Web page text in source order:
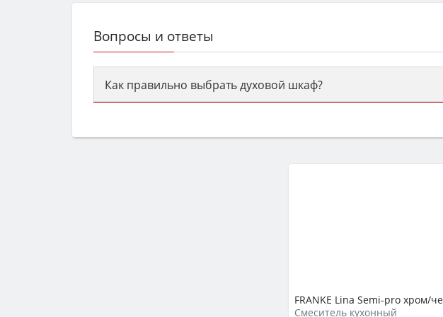
Вопросы и ответы
Как правильно выбрать духовой шкаф?
семьи, класс энергопотребления не ниже A и нужные
FRANKE Lina Semi-pro xром/
Смеситель кухонный